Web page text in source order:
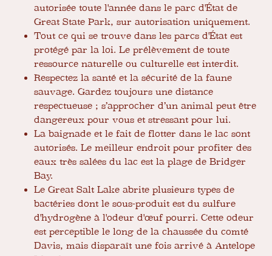
autorisée toute l'année dans le parc d'État de
Great State Park, sur autorisation uniquement.
Tout ce qui se trouve dans les parcs d'État est
protégé par la loi. Le prélèvement de toute
ressource naturelle ou culturelle est interdit.
Respectez la santé et la sécurité de la faune
sauvage. Gardez toujours une distance
respectueuse ; s’approcher d’un animal peut être
dangereux pour vous et stressant pour lui.
La baignade et le fait de flotter dans le lac sont
autorisés. Le meilleur endroit pour profiter des
eaux très salées du lac est la plage de Bridger
Bay.
Le Great Salt Lake abrite plusieurs types de
bactéries dont le sous-produit est du sulfure
d'hydrogène à l'odeur d'œuf pourri. Cette odeur
est perceptible le long de la chaussée du comté
Davis, mais disparaît une fois arrivé à Antelope